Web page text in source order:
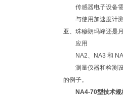
传感器电子设备需
与使用加速度计测
亚、珠穆朗玛峰还是
应用
NA2、NA3 和 NA4
测量仪器和检测设
的例子。
NA4-70型技术规